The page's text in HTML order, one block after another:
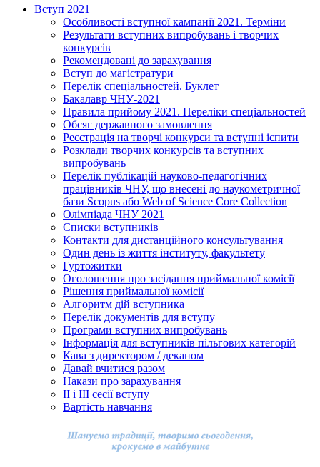
Вступ 2021
Особливості вступної кампанії 2021. Терміни
Результати вступних випробувань і творчих
конкурсів
Рекомендовані до зарахування
Вступ до магістратури
Перелік спеціальностей. Буклет
Бакалавр ЧНУ-2021
Правила прийому 2021. Переліки спеціальностей
Обсяг державного замовлення
Реєстрація на творчі конкурси та вступні іспити
Розклади творчих конкурсів та вступних
випробувань
Перелік публікацій науково-педагогічних
працівників ЧНУ, що внесені до наукометричної
бази Scopus або Web of Science Core Collection
Олімпіада ЧНУ 2021
Cписки вступників
Контакти для дистанційного консультування
Один день із життя інституту, факультету
Гуртожитки
Оголошення про засідання приймальної комісії
Рішення приймальної комісії
Алгоритм дій вступника
Перелік документів для вступу
Програми вступних випробувань
Інформація для вступників пільгових категорій
Кава з директором / деканом
Давай вчитися разом
Накази про зарахування
ІІ і ІІІ сесії вступу
Вартість навчання